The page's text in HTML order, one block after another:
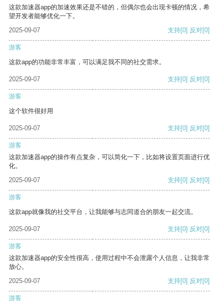
这款加速器app的加速效果还是不错的，但偶尔也会出现卡顿的情况，希
望开发者能够优化一下。
2025-09-07
支持[0] 反对[0]
游客
这款app的功能非常丰富，可以满足我不同的社交需求。
2025-09-07 支持[0] 反对[0]
游客
这个软件很好用
2025-09-07 支持[0] 反对[0]
游客
这款加速器app的操作有点复杂，可以简化一下，比如将设置页面进行优
化。
2025-09-07
支持[0] 反对[0]
游客
这款app就像我的社交平台，让我能够与志同道合的朋友一起交流。
2025-09-07 支持[0] 反对[0]
游客
这款加速器app的安全性很高，使用过程中不会泄露个人信息，让我非常
放心。
2025-09-07
支持[0] 反对[0]
游客